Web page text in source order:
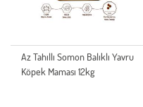
Az Tahıllı Somon Balıklı Yavru
Köpek Maması 12kg